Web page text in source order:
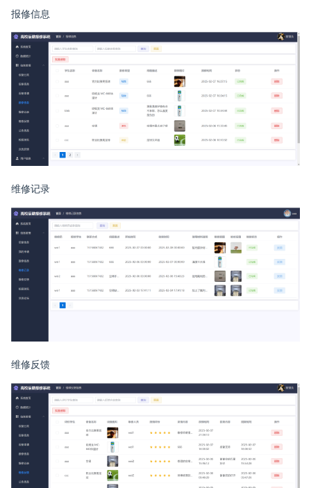
报修信息
维修记录
维修反馈